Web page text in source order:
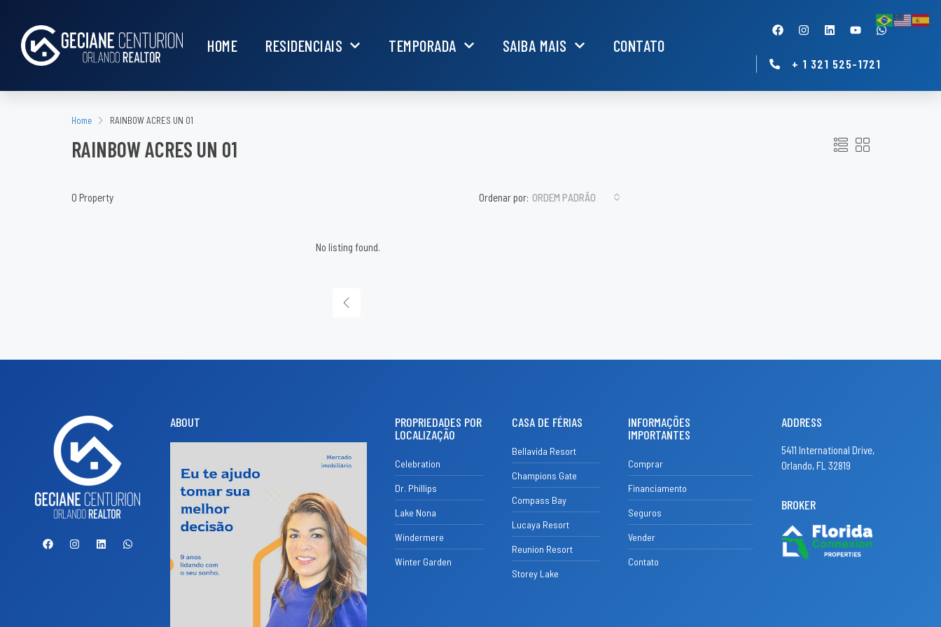
HOME RESIDENCIAIS TEMPORADA SAIBA MAIS CONTATO
+ 1 321 525-1721
Home RAINBOW ACRES UN 01
RAINBOW ACRES UN 01
0 Property Ordenar por: ORDEM PADRÃO
No listing found.
ABOUT
PROPRIEDADES POR
LOCALIZAÇÃO
Celebration
Dr. Phillips
Lake Nona
Windermere
Winter Garden
CASA DE FÉRIAS
Bellavida Resort
Champions Gate
Compass Bay
Lucaya Resort
Reunion Resort
Storey Lake
INFORMAÇÕES
IMPORTANTES
Comprar
Financiamento
Seguros
Vender
Contato
ADDRESS
5411 International Drive,
Orlando, FL 32819
BROKER